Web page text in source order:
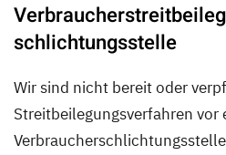
schlichtungs­stelle
Wir sind nicht bereit oder
Streitbeilegungsverfahren vor